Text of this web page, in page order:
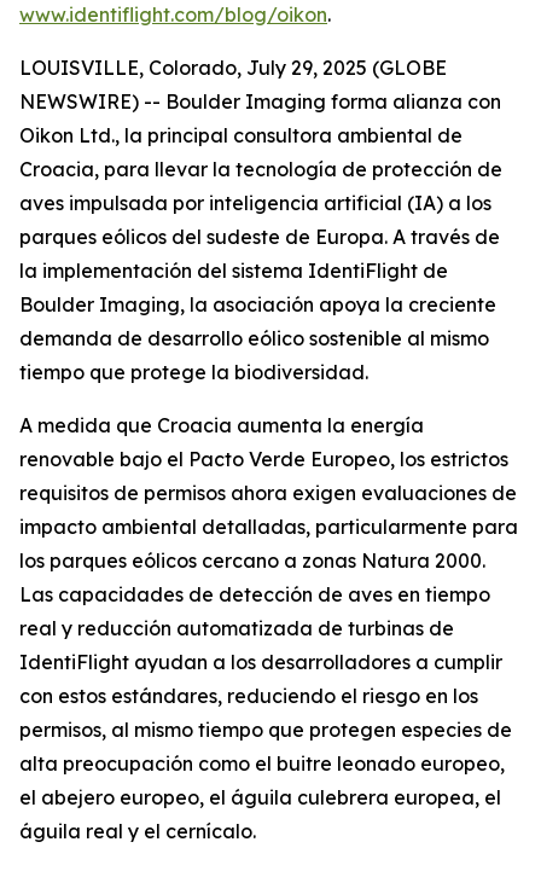
www.identiflight.com/blog/oikon.
LOUISVILLE, Colorado, July 29, 2025 (GLOBE
NEWSWIRE) -- Boulder Imaging forma alianza con
Oikon Ltd., la principal consultora ambiental de
Croacia, para llevar la tecnología de protección de
aves impulsada por inteligencia artificial (IA) a los
parques eólicos del sudeste de Europa. A través de
la implementación del sistema IdentiFlight de
Boulder Imaging, la asociación apoya la creciente
demanda de desarrollo eólico sostenible al mismo
tiempo que protege la biodiversidad.
A medida que Croacia aumenta la energía
renovable bajo el Pacto Verde Europeo, los estrictos
requisitos de permisos ahora exigen evaluaciones de
impacto ambiental detalladas, particularmente para
los parques eólicos cercano a zonas Natura 2000.
Las capacidades de detección de aves en tiempo
real y reducción automatizada de turbinas de
IdentiFlight ayudan a los desarrolladores a cumplir
con estos estándares, reduciendo el riesgo en los
permisos, al mismo tiempo que protegen especies de
alta preocupación como el buitre leonado europeo,
el abejero europeo, el águila culebrera europea, el
águila real y el cernícalo.